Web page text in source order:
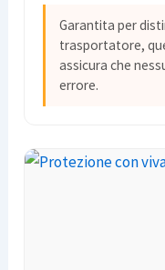
Garantita per
trasportatore,
assicura che
errore.